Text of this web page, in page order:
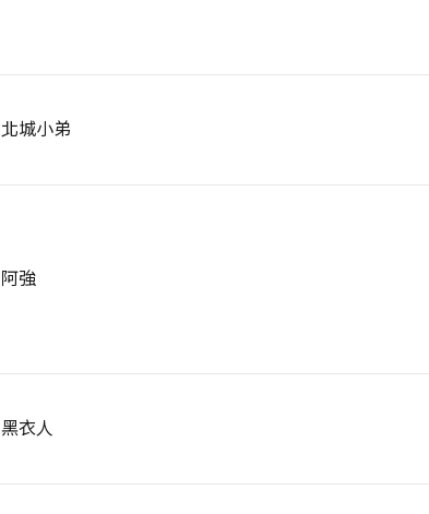
北城小弟
阿強
黑衣人